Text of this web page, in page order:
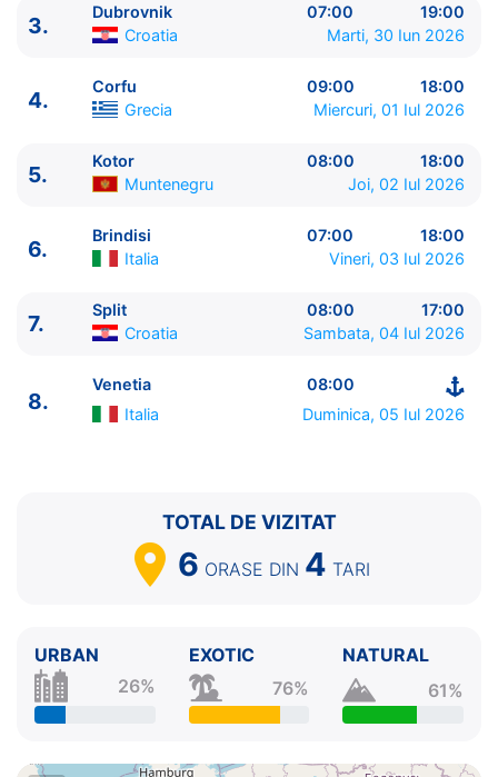
ITINERARIU
Ziua | Portul | Sosire - Plecare
----------------------------------------
1. Venetia Italia
Dubrovnik
07:00 - 19:00
4.
Corfu Grecia 09:00 - 18:00
6.
Brindisi Italia
7. Split Croatia
3.
Dubrovnik 07:00
19:00
Croatia
Marti, 30 Iun 2026
4.
Corfu 09:00
18:00
Grecia
Miercuri, 01 Iul 2026
5.
Kotor 08:00
18:00
Muntenegru
Joi, 02 Iul 2026
6.
Brindisi 07:00
18:00
Italia
Vineri, 03 Iul 2026
7.
Split 08:00
17:00
Croatia
Sambata, 04 Iul 2026
8.
Venetia
08:00
Italia
Duminica, 05 Iul 2026
TOTAL DE VIZITAT
6 ORASE DIN 4 TARI
URBAN
26%
EXOTIC
76%
NATURAL
61%